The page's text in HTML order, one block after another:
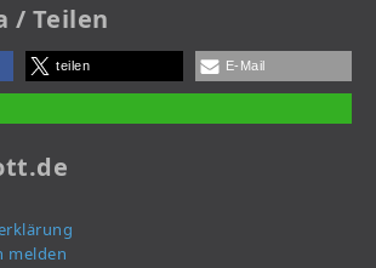
/ Teilen
teilen E-Mail
melden